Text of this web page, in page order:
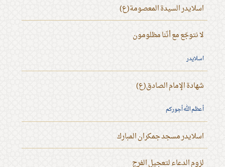
اسلايدر السيدة المعصومة(ع)
لا نتوجّع مع أنّنا مظلومون
اسلايدر
شهادة الإمام الصادق(ع)
أعظم الله أجوركم
اسلايدر مسجد جمكران المبارك
لزوم الدعاء لتعجيل الفرج